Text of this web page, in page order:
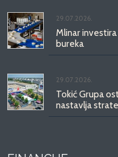
29.07.2026.
Mlinar
bureka
29.07.2026.
Tokić Grupa
nastavlja